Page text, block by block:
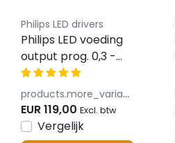
Philips LED drivers
Philips LED voeding
output prog. 0,3 -
1,05A 36W Casambi
products.more_variants_available
EUR 119,00 Excl. btw
Vergelijk